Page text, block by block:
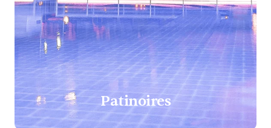
Patinoires